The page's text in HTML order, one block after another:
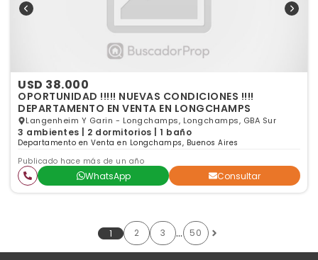
USD 38.000
OPORTUNIDAD !!!!! NUEVAS CONDICIONES !!!!
DEPARTAMENTO EN VENTA EN LONGCHAMPS
Langenheim Y Garin - Longchamps, Longchamps, GBA Sur
3 ambientes | 2 dormitorios | 1 baño
Departamento en Venta en Longchamps, Buenos Aires
Publicado hace más de un año
WhatsApp Consultar
1 2 3 … 50